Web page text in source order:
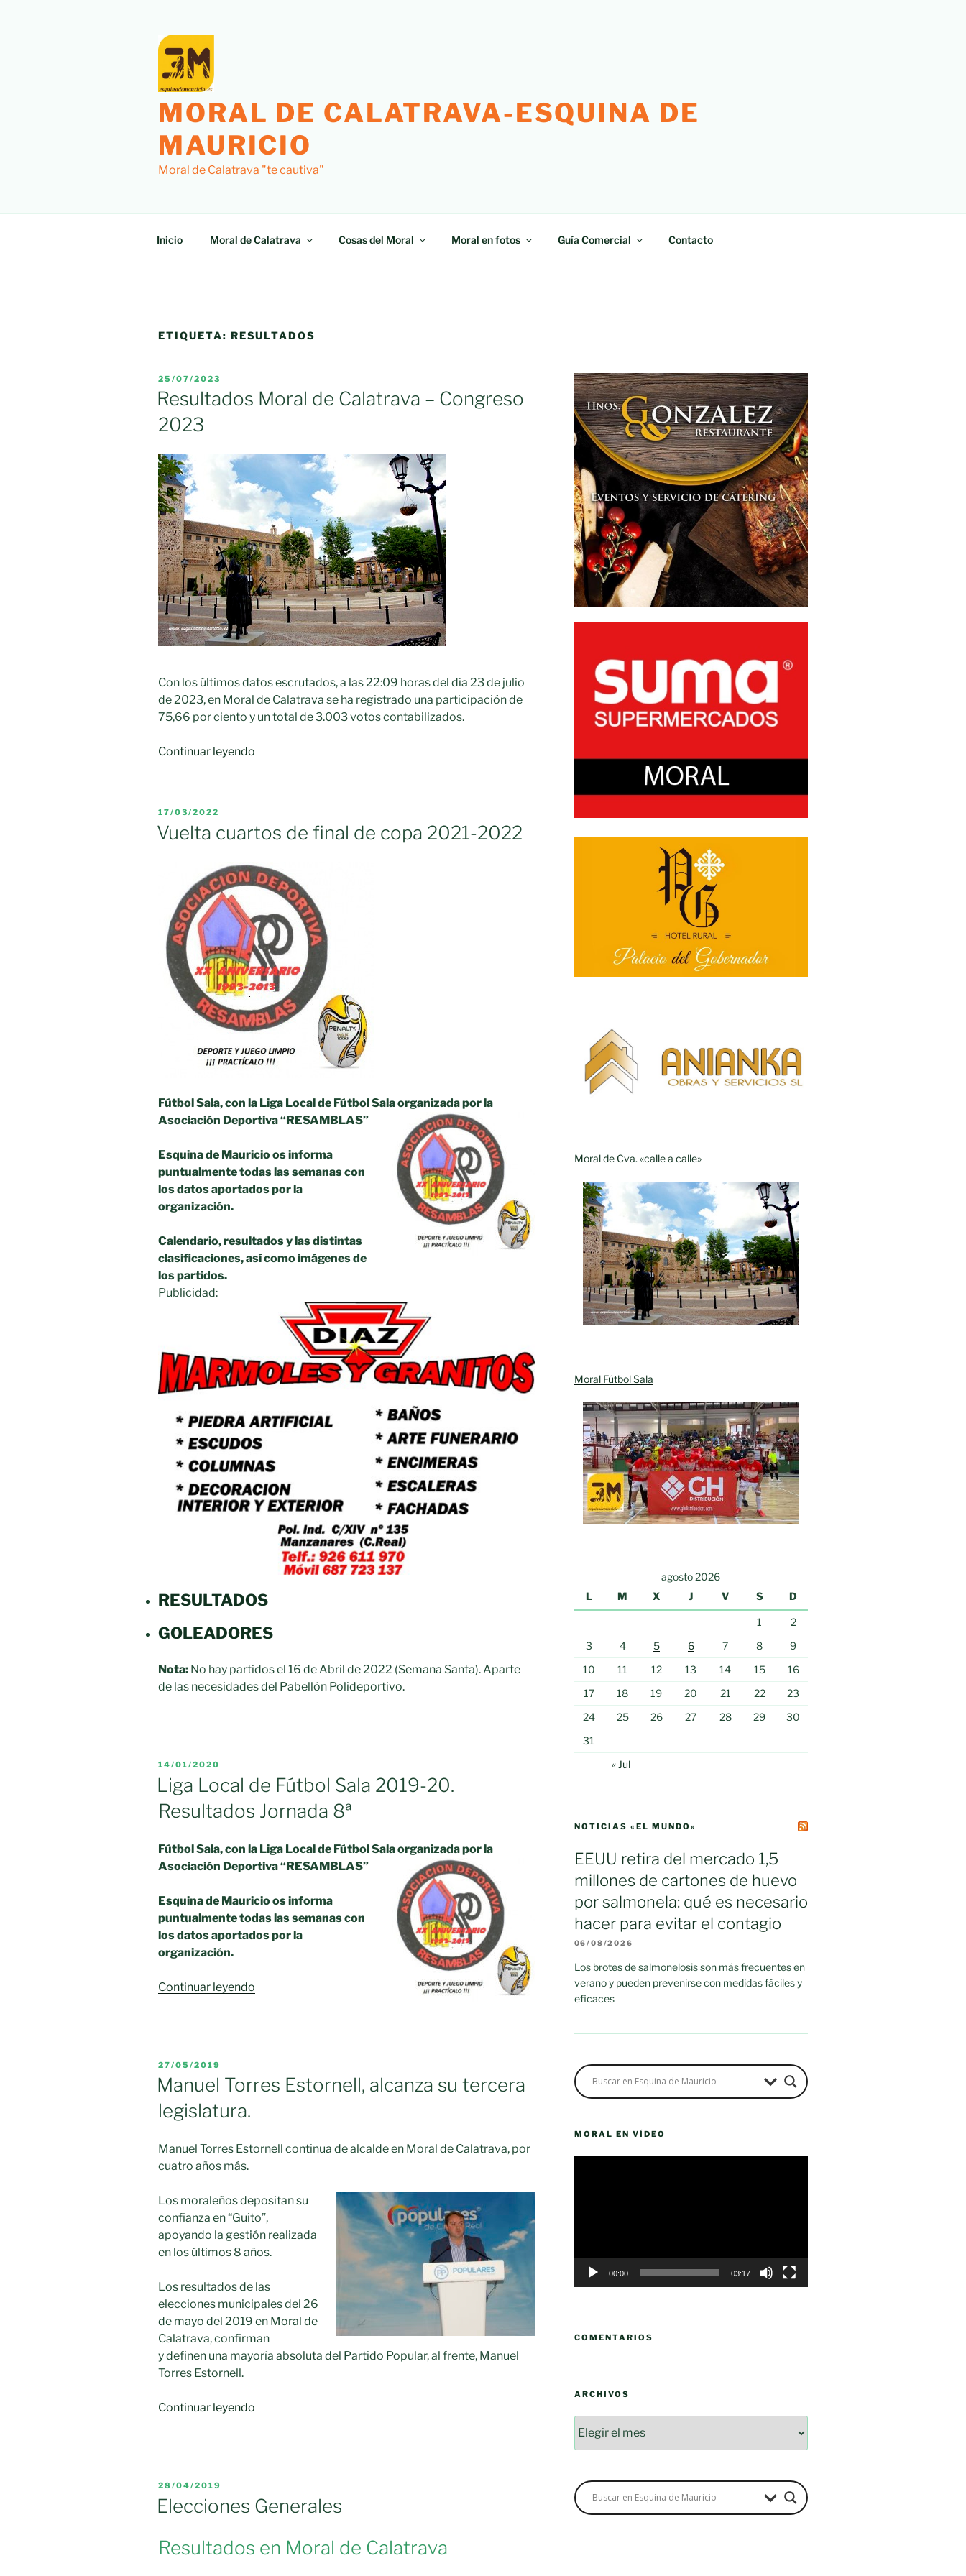
MORAL DE CALATRAVA-ESQUINA DE
MAURICIO
Moral de Calatrava "te cautiva"
Inicio Moral de Calatrava Cosas del Moral Moral en fotos Guía Comercial Contacto
ETIQUETA: RESULTADOS
PUBLICADO
EL
25/07/2023
Resultados Moral de Calatrava – Congreso
2023
Con los últimos datos escrutados, a las 22:09 horas del día 23 de julio
de 2023, en Moral de Calatrava se ha registrado una participación de
75,66 por ciento y un total de 3.003 votos contabilizados.
Continuar leyendo
Congreso
PUBLICADO
EL
17/03/2022
Vuelta cuartos de final de copa 2021-2022
Fútbol Sala, con la Liga Local de Fútbol Sala organizada por la
Asociación Deportiva “RESAMBLAS”
Esquina de Mauricio os informa
puntualmente todas las semanas con
los datos aportados por la
organización.
Calendario, resultados y las distintas
clasificaciones, así como imágenes de
los partidos.
Publicidad:
RESULTADOS
GOLEADORES
Nota: No hay partidos el 16 de Abril de 2022 (Semana Santa). Aparte
de las necesidades del Pabellón Polideportivo.
PUBLICADO
EL
14/01/2020
Liga Local de Fútbol Sala 2019-20.
Resultados Jornada 8ª
Fútbol Sala, con la Liga Local de Fútbol Sala organizada por la
Asociación Deportiva “RESAMBLAS”
Esquina de Mauricio os informa
puntualmente todas las semanas con
los datos aportados por la
organización.
Continuar leyendo
20.
PUBLICADO
EL
27/05/2019
Manuel Torres Estornell, alcanza su tercera
legislatura.
Manuel Torres Estornell continua de alcalde en Moral de Calatrava, por
cuatro años más.
Los moraleños depositan su
confianza en “Guito”,
apoyando la gestión realizada
en los últimos 8 años.
Los resultados de las
elecciones municipales del 26
de mayo del 2019 en Moral de
Calatrava, confirman
y definen una mayoría absoluta del Partido Popular, al frente, Manuel
Torres Estornell.
Continuar leyendo
legislatura.»
PUBLICADO
EL
28/04/2019
Elecciones Generales
Resultados en Moral de Calatrava
Moral de Cva. «calle a calle»
Moral Fútbol Sala
agosto 2026
L
M X J V S D
1
2
3
4 5 6 7 8
9
10
11 12 13 14 15
16
17
18 19 20 21 22
23
24
25 26 27 28 29
30
31
« Jul
NOTICIAS «EL MUNDO»
EEUU retira del mercado 1,5
millones de cartones de huevo
por salmonela: qué es necesario
hacer para evitar el contagio
06/08/2026
Los brotes de salmonelosis son más frecuentes en
verano y pueden prevenirse con medidas fáciles y
eficaces
MORAL EN VÍDEO
00:00 03:17
COMENTARIOS
ARCHIVOS